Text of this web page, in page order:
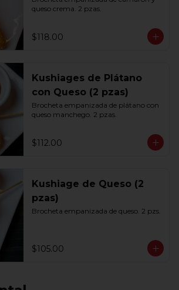
queso crema. 2 pzas.
$118.00
Kushiages de Plátano
con Queso (2 pzas)
Brocheta empanizada de plátano con
queso manchego. 2 pzas.
$112.00
Kushiage de Queso (2
pzas)
Brocheta empanizada de queso. 2 pzs.
$105.00